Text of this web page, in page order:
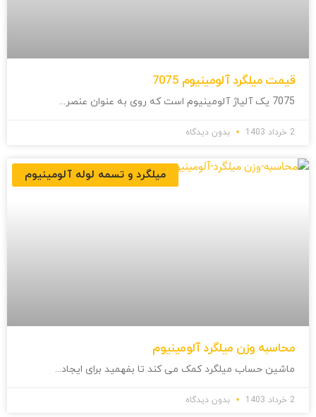
قیمت میلگرد آلومینیوم 7075
7075 یک آلیاژ آلومینیوم است که روی به عنوان عنصر
2 خرداد 1403 بدون دیدگاه
میلگرد و تسمه لوله آلومینیوم
محاسبه وزن میلگرد آلومینیوم
ماشین حساب میلگرد کمک می کند تا بفهمید برای ایجاد
2 خرداد 1403 بدون دیدگاه